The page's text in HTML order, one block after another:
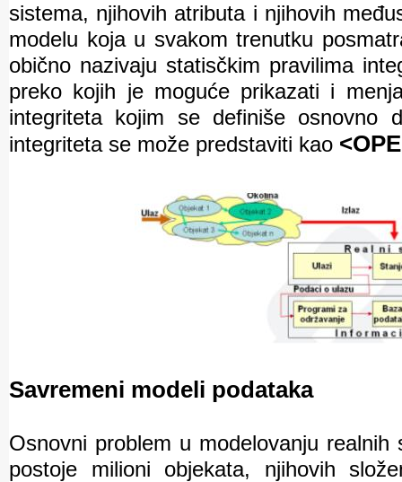
sistema, njihovih atributa i njihovih
modelu koja u svakom trenutku
obično nazivaju statisčkim pravilima
preko kojih je moguće prikazati i
integriteta kojim se definiše osnovno
integriteta se može predstaviti kao
Savremeni modeli podataka
Osnovni problem u modelovanju
postoje milioni objekata, njihovih